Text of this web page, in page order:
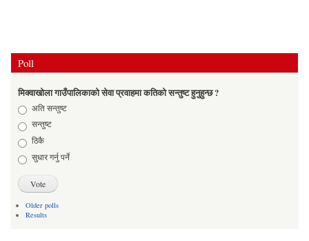
Poll
मिक्वाखोला गाउँपालिकाको सेवा प्रवाहमा कतिको सन्तुष्ट हुनुहुन्छ ?
Choicesअति सन्तुष्ट
सन्तुष्ट
ठिकै
सुधार गर्नु पर्ने
Older polls
Results